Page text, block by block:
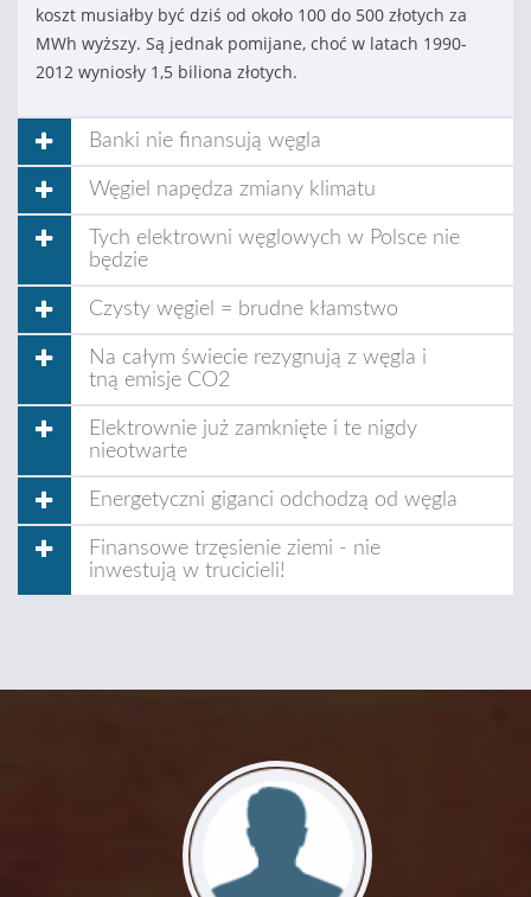
koszt musiałby być dziś od około 100 do 500 złotych za
MWh wyższy. Są jednak pomijane, choć w latach 1990-
2012 wyniosły 1,5 biliona złotych.
Banki nie finansują węgla
Węgiel napędza zmiany klimatu
Tych elektrowni węglowych w Polsce nie
będzie
Czysty węgiel = brudne kłamstwo
Na całym świecie rezygnują z węgla i
tną emisje CO2
Elektrownie już zamknięte i te nigdy
nieotwarte
Energetyczni giganci odchodzą od węgla
Finansowe trzęsienie ziemi - nie
inwestują w trucicieli!